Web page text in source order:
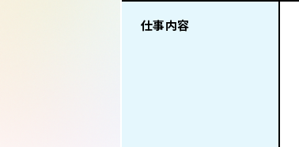
仕事内容